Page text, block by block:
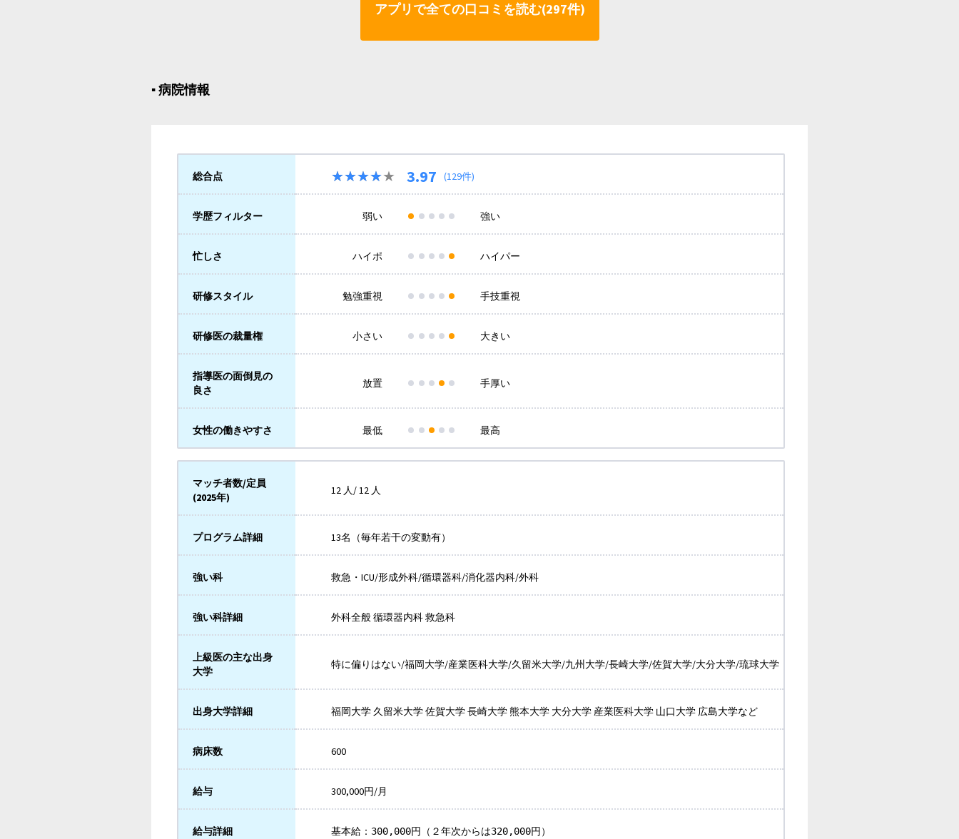
アプリで全ての口コミを読む(297件)
▪︎ 病院情報
総合点 ★★★★★
★★★★★ 3.97 (129件)
学歴フィルター 弱い 強い
忙しさ ハイポ ハイパー
研修スタイル 勉強重視 手技重視
研修医の裁量権 小さい 大きい
指導医の面倒見の
良さ
放置 手厚い
女性の働きやすさ 最低 最高
マッチ者数/定員
(2025年)
12 人/ 12 人
プログラム詳細 13名（毎年若干の変動有）
強い科 救急・ICU/形成外科/循環器科/消化器内科/外科
強い科詳細 外科全般 循環器内科 救急科
上級医の主な出身
大学
特に偏りはない/福岡大学/産業医科大学/久留米大学/九州大学/長崎大学/佐賀大学/大分大学/琉球大学
出身大学詳細 福岡大学 久留米大学 佐賀大学 長崎大学 熊本大学 大分大学 産業医科大学 山口大学 広島大学など
病床数 600
給与 300,000円/月
給与詳細
基本給：300,000円（２年次からは320,000円）